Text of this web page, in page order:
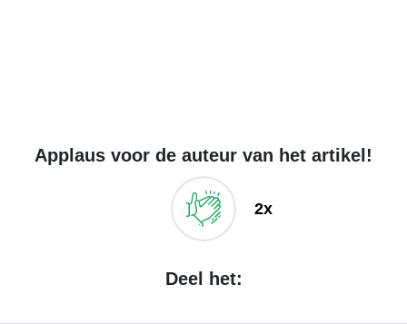
Applaus voor de auteur van het artikel!
2x
Deel het: